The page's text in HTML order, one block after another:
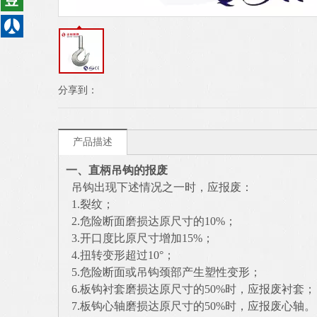
分享到：
产品描述
一、 直柄吊钩的报废
吊钩出现下述情况之一时，应报废：
1.裂纹；
2.危险断面磨损达原尺寸的10%；
3.开口度比原尺寸增加15%；
4.扭转变形超过10°；
5.危险断面或吊钩颈部产生塑性变形；
6.板钩衬套磨损达原尺寸的50%时，应报废衬套
7.板钩心轴磨损达原尺寸的50%时，应报废心轴。